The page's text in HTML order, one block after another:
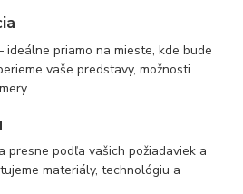
ideálne priamo na mieste, kde bude
vaše predstavy, možnosti
presne podľa vašich požiadaviek a
materiály, technológiu a